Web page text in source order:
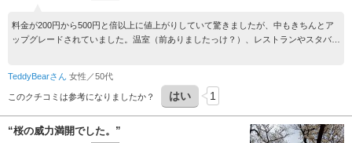
料金が200円から500円と倍以上に値上がりしていて驚きましたが、中もきちんとア
ップグレードされていました。温室（前ありましたっけ？）、レストランやスタバ
ンドの外国人さんたくさんになっていましたが、日本の良さが伝わるといいなと思い
ます。
TeddyBearさん 女性／50代
このクチコミは参考になりましたか？ はい 1
“桜の威力満開でした。”